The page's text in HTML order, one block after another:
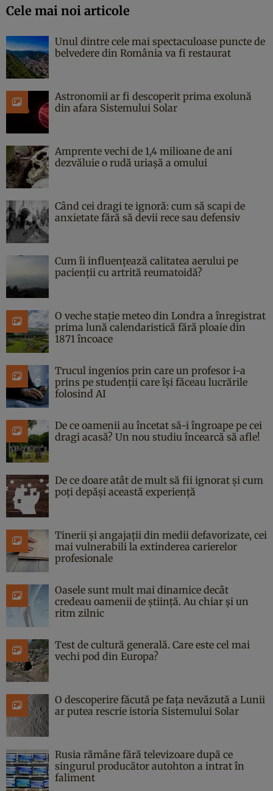
Cele mai noi articole
Unul dintre cele mai spectaculoase puncte de
belvedere din România va fi restaurat
Astronomii ar fi descoperit prima exolună
din afara Sistemului Solar
Amprente vechi de 1,4 milioane de ani
dezvăluie o rudă uriașă a omului
Când cei dragi te ignoră: cum să scapi de
anxietate fără să devii rece sau defensiv
Cum îi influențează calitatea aerului pe
pacienții cu artrită reumatoidă?
O veche stație meteo din Londra a înregistrat
prima lună calendaristică fără ploaie din
1871 încoace
Trucul ingenios prin care un profesor i-a
prins pe studenții care își făceau lucrările
folosind AI
De ce oamenii au încetat să-i îngroape pe cei
dragi acasă? Un nou studiu încearcă să afle!
De ce doare atât de mult să fii ignorat și cum
poți depăși această experiență
Tinerii și angajații din medii defavorizate, cei
mai vulnerabili la extinderea carierelor
profesionale
Oasele sunt mult mai dinamice decât
credeau oamenii de știință. Au chiar și un
ritm zilnic
Test de cultură generală. Care este cel mai
vechi pod din Europa?
O descoperire făcută pe fața nevăzută a Lunii
ar putea rescrie istoria Sistemului Solar
Rusia rămâne fără televizoare după ce
singurul producător autohton a intrat în
faliment